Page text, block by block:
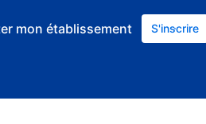
mon établissement S'inscrire